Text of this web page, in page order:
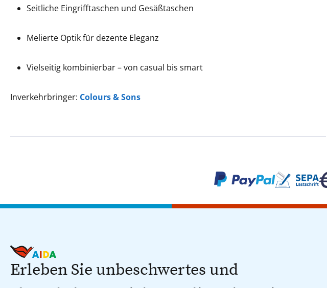
Seitliche Eingrifftaschen und Gesäßtaschen
Melierte Optik für dezente Eleganz
Vielseitig kombinierbar – von casual bis smart
Inverkehrbringer: Colours & Sons
Erleben Sie unbeschwertes und